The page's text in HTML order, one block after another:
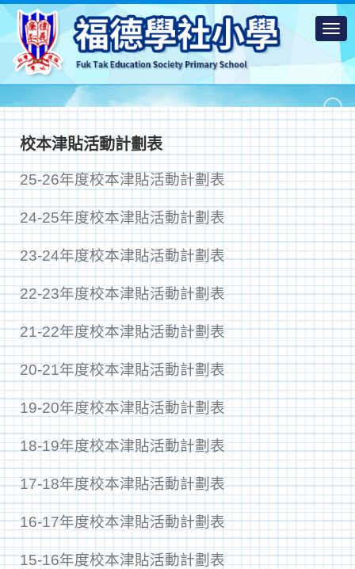
校本津貼活動計劃表
25-26年度校本津貼活動計劃表
24-25年度校本津貼活動計劃表
23-24年度校本津貼活動計劃表
22-23年度校本津貼活動計劃表
21-22年度校本津貼活動計劃表
20-21年度校本津貼活動計劃表
19-20年度校本津貼活動計劃表
18-19年度校本津貼活動計劃表
17-18年度校本津貼活動計劃表
16-17年度校本津貼活動計劃表
15-16年度校本津貼活動計劃表